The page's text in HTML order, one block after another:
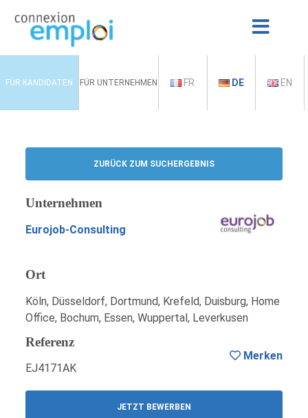
FÜR KANDIDATEN FÜR UNTERNEHMEN FR DE EN
ZURÜCK ZUM SUCHERGEBNIS
Unternehmen
Eurojob-Consulting
Ort
Köln, Düsseldorf, Dortmund, Krefeld, Duisburg, Home
Office, Bochum, Essen, Wuppertal, Leverkusen
Referenz
EJ4171AK
JETZT BEWERBEN
Merken